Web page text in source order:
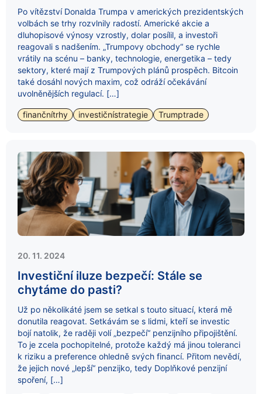
Po vítězství Donalda Trumpa v amerických prezidentských
volbách se trhy rozvlnily radostí. Americké akcie a
dluhopisové výnosy vzrostly, dolar posílil, a investoři
reagovali s nadšením. „Trumpovy obchody“ se rychle
vrátily na scénu – banky, technologie, energetika – tedy
sektory, které mají z Trumpových plánů prospěch. Bitcoin
také dosáhl nových maxim, což odráží očekávání
uvolněnějších regulací. […]
finančnítrhy investičnístrategie Trumptrade
20. 11. 2024
Investiční iluze bezpečí: Stále se
chytáme do pasti?
Už po několikáté jsem se setkal s touto situací, která mě
donutila reagovat. Setkávám se s lidmi, kteří se investic
bojí natolik, že raději volí „bezpečí“ penzijního připojištění.
To je zcela pochopitelné, protože každý má jinou toleranci
k riziku a preference ohledně svých financí. Přitom nevědí,
že jejich nové „lepší“ penzijko, tedy Doplňkové penzijní
spoření, […]